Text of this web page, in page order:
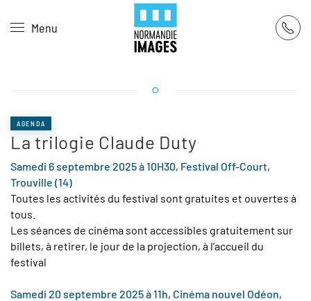
Skip to main content
Menu
AGENDA
La trilogie Claude Duty
Samedi 6 septembre 2025 à 10H30, Festival Off-Court,
Trouville (14)
Toutes les activités du festival sont gratuites et ouvertes à
tous.
Les séances de cinéma sont accessibles gratuitement sur
billets, à retirer, le jour de la projection, à l’accueil du
festival
Samedi 20 septembre 2025 à 11h, Cinéma nouvel Odéon,
Panneau de gestion des cookies